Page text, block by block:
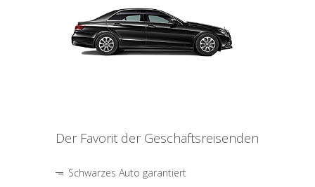
Der Favorit der Geschäftsreisenden
Schwarzes Auto garantiert